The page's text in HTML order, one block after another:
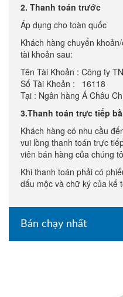
2. Thanh toán trước
Áp dụng cho toàn quốc
Khách hàng chuyển
tài khoản sau:
Tên Tài Khoản : Công ty
Số Tài Khoản : 16118
Tại : Ngân hàng Á Châu
3.Thanh toán trực tiếp
Khách hàng có nhu cầu
vui lòng thanh toán trực
viên bán hàng của chúng
Khi thanh toán phải có
dấu mộc và chữ ký của kế
Bán chạy nhất